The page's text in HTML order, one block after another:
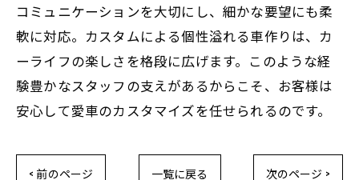
コミュニケーションを大切にし、細かな要望にも柔
軟に対応。カスタムによる個性溢れる車作りは、カ
ーライフの楽しさを格段に広げます。このような経
験豊かなスタッフの支えがあるからこそ、お客様は
安心して愛車のカスタマイズを任せられるのです。
< 前のページ 一覧に戻る 次のページ >